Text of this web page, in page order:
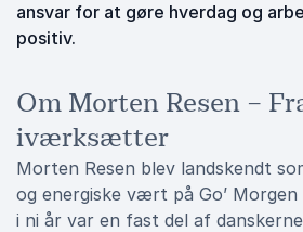
ansvar for at gøre hverdag og
positiv.
Om Morten Resen –
iværksætter
Morten Resen blev landskendt
og energiske vært på Go’
i ni år var en fast del af